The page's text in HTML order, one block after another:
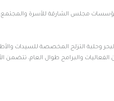
مؤسسات مجلس الشارقة للأسرة
وحلبة التزلج المخصصة للسيدات
والبرامج طوال العام، تتضمن